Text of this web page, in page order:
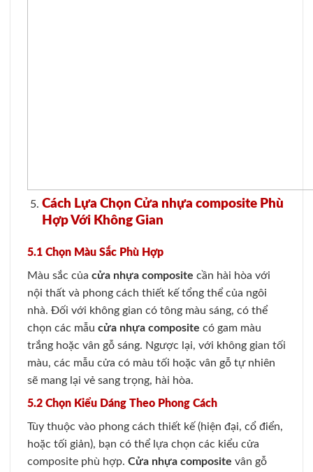
Cách Lựa Chọn Cửa nhựa composite Phù
Hợp Với Không Gian
5.1 Chọn Màu Sắc Phù Hợp
Màu sắc của cửa nhựa composite cần hài hòa với
nội thất và phong cách thiết kế tổng thể của ngôi
nhà. Đối với không gian có tông màu sáng, có thể
chọn các mẫu cửa nhựa composite có gam màu
trắng hoặc vân gỗ sáng. Ngược lại, với không gian tối
màu, các mẫu cửa có màu tối hoặc vân gỗ tự nhiên
sẽ mang lại vẻ sang trọng, hài hòa.
5.2 Chọn Kiểu Dáng Theo Phong Cách
Tùy thuộc vào phong cách thiết kế (hiện đại, cổ điển,
hoặc tối giản), bạn có thể lựa chọn các kiểu cửa
composite phù hợp. Cửa nhựa composite vân gỗ